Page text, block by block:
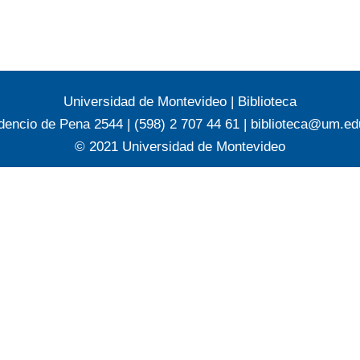
Universidad de Montevideo | Biblioteca
de Pena 2544 | (598) 2 707 44 61 |
© 2021 Universidad de Montevideo